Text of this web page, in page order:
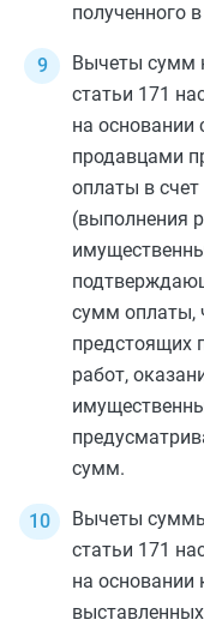
полученного
Вычеты сумм
статьи 171
на основании
продавцами
оплаты в
(выполнения
сумм оплаты,
предстоящих
работ,
сумм.
Вычеты
статьи 171
на основании